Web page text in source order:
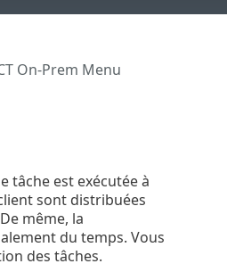
On-Prem Menu
tâche est exécutée à
sont distribuées
même, la
du temps. Vous
des tâches.